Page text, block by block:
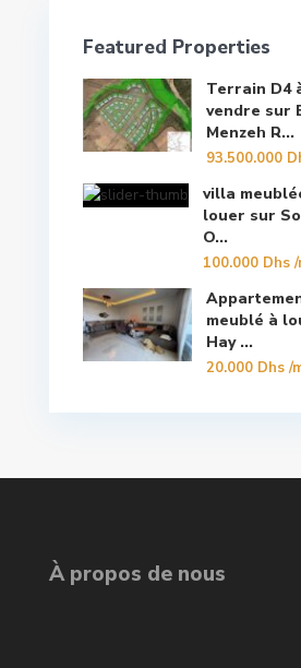
Featured Properties
Terrain D4
vendre sur
Menzeh R...
93.500.000
villa
louer sur
O...
100.000 Dhs
meublé à
Hay ...
20.000 Dhs/
À propos de nous